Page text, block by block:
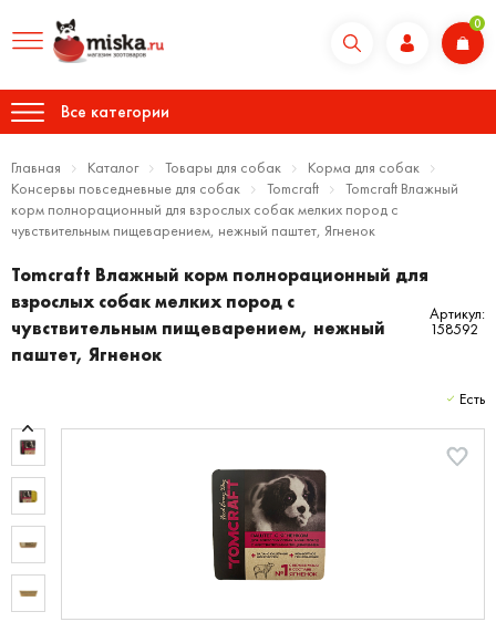
0
Все категории
Главная Каталог Товары для собак
Корма для собак
Консервы повседневные для собак
Tomcraft
Tomcraft Влажный
корм полнорационный для взрослых собак мелких пород с
чувствительным пищеварением, нежный паштет, Ягненок
Tomcraft Влажный корм полнорационный для
взрослых собак мелких пород с
чувствительным пищеварением, нежный
паштет, Ягненок
Артикул:
158592
Есть